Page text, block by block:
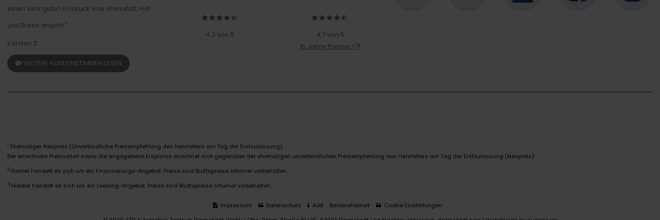
einen sehr guten Eindruck was Werkstatt, Hof
und Büros angeht."
Karsten Z.
WEITERE KUNDENSTIMMEN LESEN
4,3 von 5
4,7 von 5
15 Jahre Partner!
1 Ehemaliger Neupreis (Unverbindliche Preisempfehlung des Herstellers am Tag der Erstzulassung).
Der errechnete Preisvorteil sowie die angegebene Ersparnis errechnet sich gegenüber der ehemaligen unverbindlichen Preisempfehlung des Herstellers am Tag der Erstzulassung (Neupreis).
2 Hierbei handelt es sich um ein Finanzierungs-Angebot. Preise sind Bruttopreise. Irrtümer vorbehalten.
3 Hierbei handelt es sich um ein Leasing-Angebot. Preise sind Bruttopreise. Irrtümer vorbehalten.
Impressum Datenschutz AGB Barrierefreiheit
Cookie Einstellungen